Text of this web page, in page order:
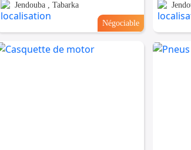
Jendouba , Tabarka
Négociable